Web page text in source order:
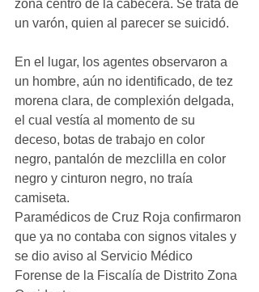
zona centro de la cabecera. Se trata de
un varón, quien al parecer se suicidó.
En el lugar, los agentes observaron a
un hombre, aún no identificado, de tez
morena clara, de complexión delgada,
el cual vestía al momento de su
deceso, botas de trabajo en color
negro, pantalón de mezclilla en color
negro y cinturon negro, no traía
camiseta.
Paramédicos de Cruz Roja confirmaron
que ya no contaba con signos vitales y
se dio aviso al Servicio Médico
Forense de la Fiscalía de Distrito Zona